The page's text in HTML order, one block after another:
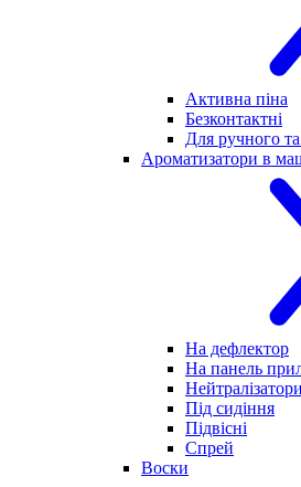
Активна піна
Безконтактні
Для ручного
Ароматизатори в
На дефлектор
На панель
Під сидіння
Підвісні
Спрей
Воски